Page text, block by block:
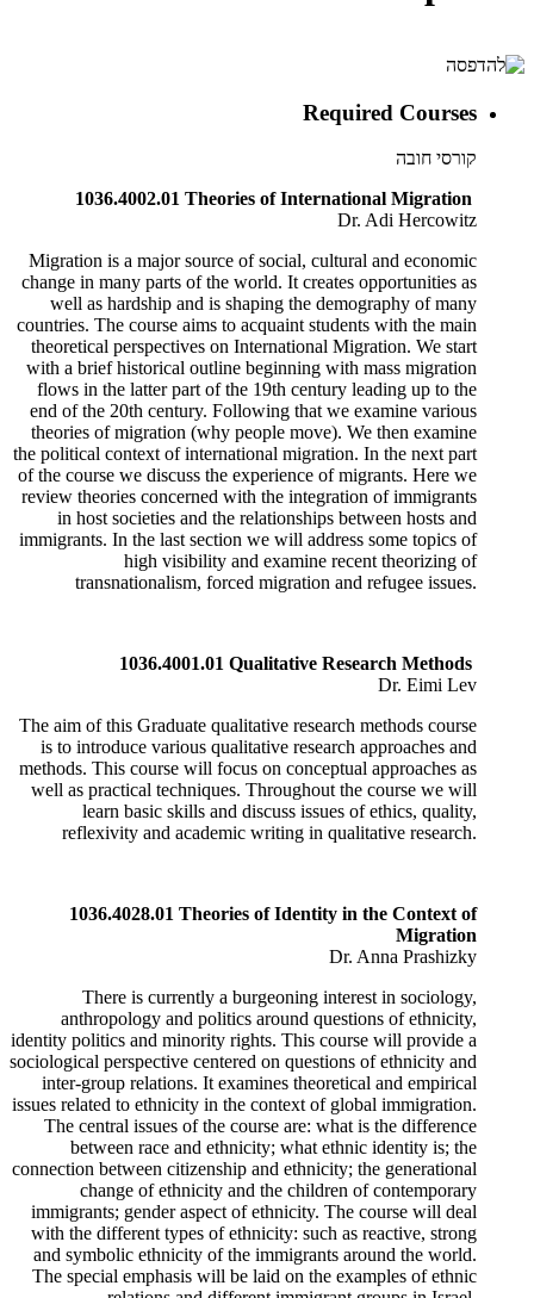
Required Courses
קורסי חובה
1036.4002.01 Theories of International Migration
Dr. Adi Hercowitz
Migration is a major source of social, cultural and economic
change in many parts of the world. It creates opportunities as
well as hardship and is shaping the demography of many
countries. The course aims to acquaint students with the main
theoretical perspectives on International Migration. We start
with a brief historical outline beginning with mass migration
flows in the latter part of the 19th century leading up to the
end of the 20th century. Following that we examine various
theories of migration (why people move). We then examine
the political context of international migration. In the next part
of the course we discuss the experience of migrants. Here we
review theories concerned with the integration of immigrants
in host societies and the relationships between hosts and
immigrants. In the last section we will address some topics of
high visibility and examine recent theorizing of
transnationalism, forced migration and refugee issues.
1036.4001.01 Qualitative Research Methods
Dr. Eimi Lev
The aim of this Graduate qualitative research methods course
is to introduce various qualitative research approaches and
methods. This course will focus on conceptual approaches as
well as practical techniques. Throughout the course we will
learn basic skills and discuss issues of ethics, quality,
reflexivity and academic writing in qualitative research.
1036.4028.01 Theories of Identity in the Context of
Migration
Dr. Anna Prashizky
There is currently a burgeoning interest in sociology,
anthropology and politics around questions of ethnicity,
identity politics and minority rights. This course will provide a
sociological perspective centered on questions of ethnicity and
inter-group relations. It examines theoretical and empirical
issues related to ethnicity in the context of global immigration.
​The central issues of the course are: what is the difference
between race and ethnicity; what ethnic identity is; the
connection between citizenship and ethnicity; the generational
change of ethnicity and the children of contemporary
immigrants; gender aspect of ethnicity. The course will deal
with the different types of ethnicity: such as reactive, strong
and symbolic ethnicity of the immigrants around the world.
The special emphasis will be laid on the examples of ethnic